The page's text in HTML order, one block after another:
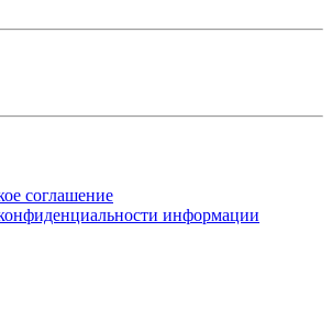
соглашение
информации